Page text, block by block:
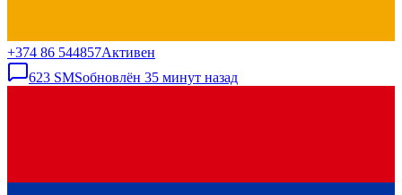
+374 86 544857Активен
623 SMSобновлён 35 минут назад